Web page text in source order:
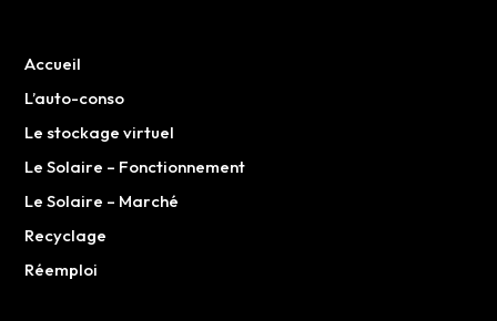
Accueil
L’auto-conso
Le stockage virtuel
Le Solaire – Fonctionnement
Le Solaire – Marché
Recyclage
Réemploi